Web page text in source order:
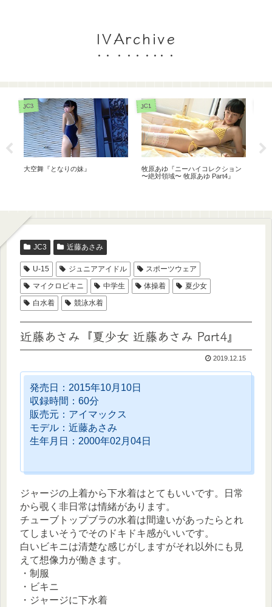
IVArchive
JC3
青山朱里『@ idol』
JC3
星野璃里『放課後のキミ。』
JC3 近藤あさみ
U-15 ジュニアアイドル
スポーツウェア
マイクロビキニ
中学生 体操着
夏少女
白水着
競泳水着
近藤あさみ『夏少女 近藤あさみ Part4』
2019.12.15
発売日：2015年10月10日
収録時間：60分
販売元：アイマックス
モデル：近藤あさみ
生年月日：2000年02月04日
ジャージの上着から下水着はとてもいいです。日常
から覗く非日常は情緒があります。
チューブトップブラの水着は間違いがあったらとれ
てしまいそうでそのドキドキ感がいいです。
白いビキニは清楚な感じがしますがそれ以外にも見
えて想像力が働きます。
・制服
・ビキニ
・ジャージに下水着